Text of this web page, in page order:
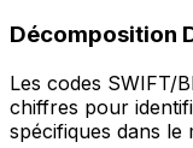
Décomposition
Les codes SWIFT/
chiffres pour
spécifiques dans le